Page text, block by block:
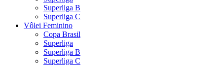
Superliga B
Superliga C
Vôlei Feminino
Copa Brasil
Superliga
Superliga B
Superliga C